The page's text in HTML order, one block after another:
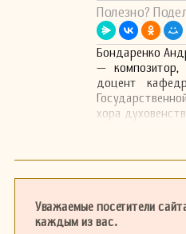
Полезно?
Бондаренко
— композитор,
доцент
хора
Уважаемые посетители
каждым из вас.